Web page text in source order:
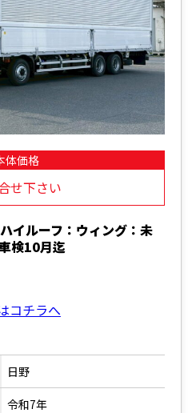
体価格
せ下さい
イルーフ：ウィング：未
検10月迄
コチラへ
日野
令和7年